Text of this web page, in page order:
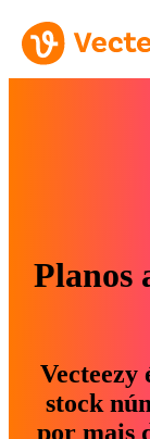
Planos
Vecteezy
stock
por mais